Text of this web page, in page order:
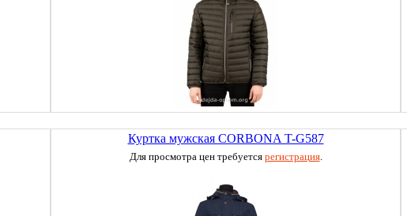
Куртка мужская CORBONA T-G587
Для просмотра цен требуется регистрация.